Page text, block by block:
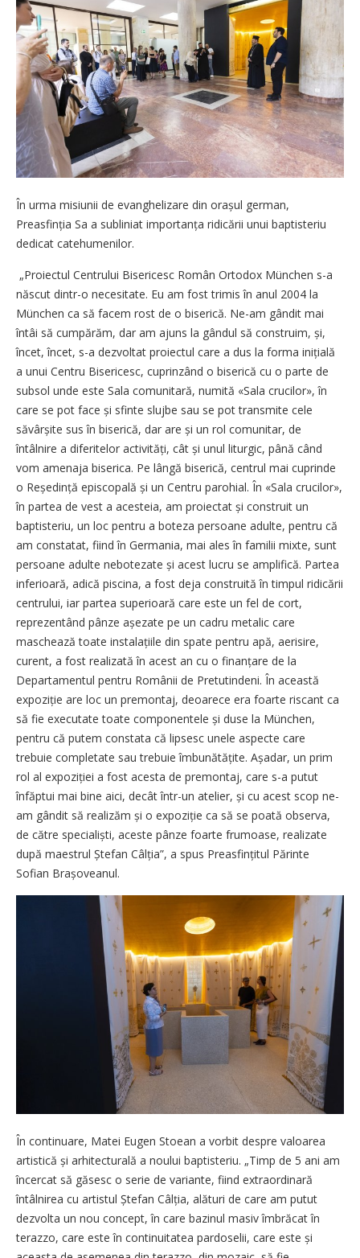
În urma misiunii de evanghelizare din orașul german,
Preasfinția Sa a subliniat importanța ridicării unui baptisteriu
dedicat catehumenilor.
„Proiectul Centrului Bisericesc Român Ortodox München s-a
născut dintr-o necesitate. Eu am fost trimis în anul 2004 la
München ca să facem rost de o biserică. Ne-am gândit mai
întâi să cumpărăm, dar am ajuns la gândul să construim, și,
încet, încet, s-a dezvoltat proiectul care a dus la forma inițială
a unui Centru Bisericesc, cuprinzând o biserică cu o parte de
subsol unde este Sala comunitară, numită «Sala crucilor», în
care se pot face și sfinte slujbe sau se pot transmite cele
săvârșite sus în biserică, dar are și un rol comunitar, de
întâlnire a diferitelor activități, cât și unul liturgic, până când
vom amenaja biserica. Pe lângă biserică, centrul mai cuprinde
o Reședință episcopală și un Centru parohial. În «Sala crucilor»,
în partea de vest a acesteia, am proiectat și construit un
baptisteriu, un loc pentru a boteza persoane adulte, pentru că
am constatat, fiind în Germania, mai ales în familii mixte, sunt
persoane adulte nebotezate și acest lucru se amplifică. Partea
inferioară, adică piscina, a fost deja construită în timpul ridicării
centrului, iar partea superioară care este un fel de cort,
reprezentând pânze așezate pe un cadru metalic care
maschează toate instalațiile din spate pentru apă, aerisire,
curent, a fost realizată în acest an cu o finanțare de la
Departamentul pentru Românii de Pretutindeni. În această
expoziție are loc un premontaj, deoarece era foarte riscant ca
să fie executate toate componentele și duse la München,
pentru că putem constata că lipsesc unele aspecte care
trebuie completate sau trebuie îmbunătățite. Așadar, un prim
rol al expoziției a fost acesta de premontaj, care s-a putut
înfăptui mai bine aici, decât într-un atelier, și cu acest scop ne-
am gândit să realizăm și o expoziție ca să se poată observa,
de către specialiști, aceste pânze foarte frumoase, realizate
după maestrul Ștefan Câlția”, a spus Preasfințitul Părinte
Sofian Brașoveanul.
În continuare, Matei Eugen Stoean a vorbit despre valoarea
artistică și arhitecturală a noului baptisteriu. „Timp de 5 ani am
încercat să găsesc o serie de variante, fiind extraordinară
întâlnirea cu artistul Ștefan Câlția, alături de care am putut
dezvolta un nou concept, în care bazinul masiv îmbrăcat în
terazzo, care este în continuitatea pardoselii, care este și